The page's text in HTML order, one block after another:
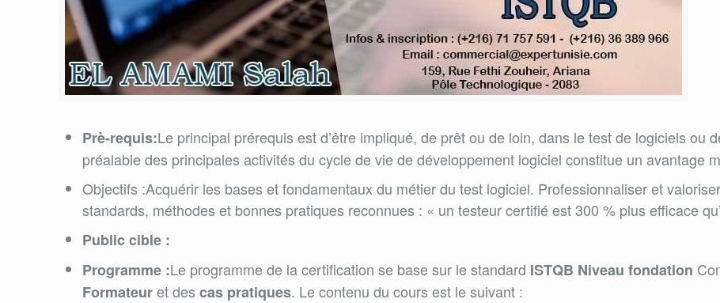
Prè-requis:Le principal prérequis est d’être impliqué, de prêt ou de loin, dans le test de logiciels ou
préalable des principales activités du cycle de vie de développement logiciel constitue un avantage
Objectifs :Acquérir les bases et fondamentaux du métier du test logiciel. Professionnaliser et
standards, méthodes et bonnes pratiques reconnues : « un testeur certifié est 300 % plus efficace
Public cible :
Programme :Le programme de la certification se base sur le standard ISTQB Niveau fondation
Formateuret descas pratiques. Le contenu du cours est le suivant :